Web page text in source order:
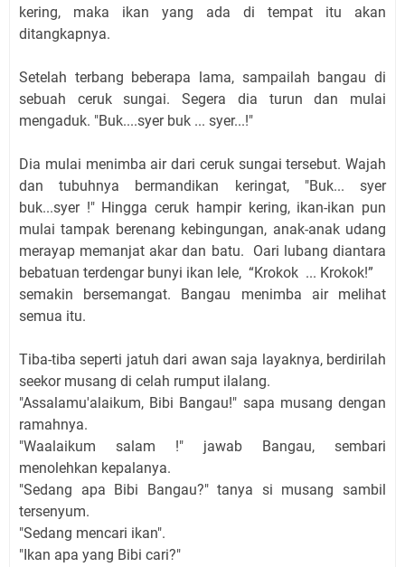
kering, maka ikan yang ada di tempat itu akan
ditangkapnya.
Setelah terbang beberapa lama, sampailah bangau di
sebuah ceruk sungai. Segera dia turun dan mulai
mengaduk. "Buk....syer buk ... syer...!"
Dia mulai menimba air dari ceruk sungai tersebut. Wajah
dan tubuhnya bermandikan keringat, "Buk... syer
buk...syer !" Hingga ceruk hampir kering, ikan-ikan pun
mulai tampak berenang kebingungan, anak-anak udang
merayap memanjat akar dan batu. Oari lubang diantara
bebatuan terdengar bunyi ikan lele, “Krokok ... Krokok!”
semakin bersemangat. Bangau menimba air melihat
semua itu.
Tiba-tiba seperti jatuh dari awan saja layaknya, berdirilah
seekor musang di celah rumput ilalang.
"Assalamu'alaikum, Bibi Bangau!" sapa musang dengan
ramahnya.
"Waalaikum salam !" jawab Bangau, sembari
menolehkan kepalanya.
"Sedang apa Bibi Bangau?" tanya si musang sambil
tersenyum.
"Sedang mencari ikan".
"Ikan apa yang Bibi cari?"